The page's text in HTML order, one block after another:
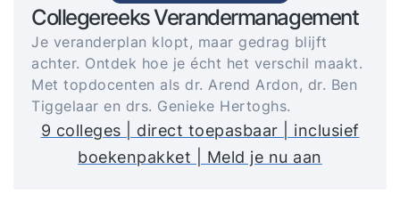
Collegereeks Verandermanagement
Je veranderplan klopt, maar gedrag blijft
achter. Ontdek hoe je écht het verschil maakt.
Met topdocenten als dr. Arend Ardon, dr. Ben
Tiggelaar en drs. Genieke Hertoghs.
9 colleges | direct toepasbaar | inclusief
boekenpakket | Meld je nu aan